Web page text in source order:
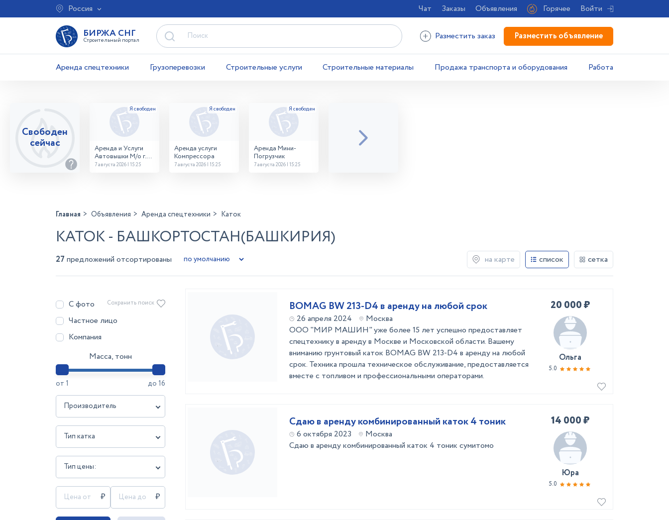
Россия Чат Заказы Объявления Горячее Войти
БИРЖА СНГ
Строительный портал Разместить заказ Разместить объявление
Аренда спецтехники Грузоперевозки Строительные услуги Строительные материалы Продажа транспорта и оборудования Работа
Свободен
сейчас
Аренда и Услуги
Автовышки М/о г.
Домодедово
7 августа 2026 | 15:25
Аренда услуги
Компрессора
7 августа 2026 | 15:25
Аренда Мини-
Погрузчик
7 августа 2026 | 15:25
Главная Объявления Аренда спецтехники Каток
КАТОК - БАШКОРТОСТАН(БАШКИРИЯ)
27 предложений отсортированы на карте список сетка
С фото
Частное лицо
Компания
Масса, тонн
от 1 до 16
Производитель
Тип катка
Тип цены:
Сохранить поиск BOMAG BW 213-D4 в аренду на любой срок
26 апреля 2024
Москва
ООО "МИР МАШИН" уже более 15 лет успешно предоставляет
спецтехнику в аренду в Москве и Московской области. Вашему
вниманию грунтовый каток BOMAG BW 213-D4 в аренду на любой
срок. Техника прошла техническое обслуживание, предоставляется
вместе с топливом и профессиональными операторами.
20 000 ₽
Ольга
5.0
Сдаю в аренду комбинированный каток 4 тоник
6 октября 2023
Москва
Сдаю в аренду комбинированный каток 4 тоник сумитомо
14 000 ₽
Юра
5.0